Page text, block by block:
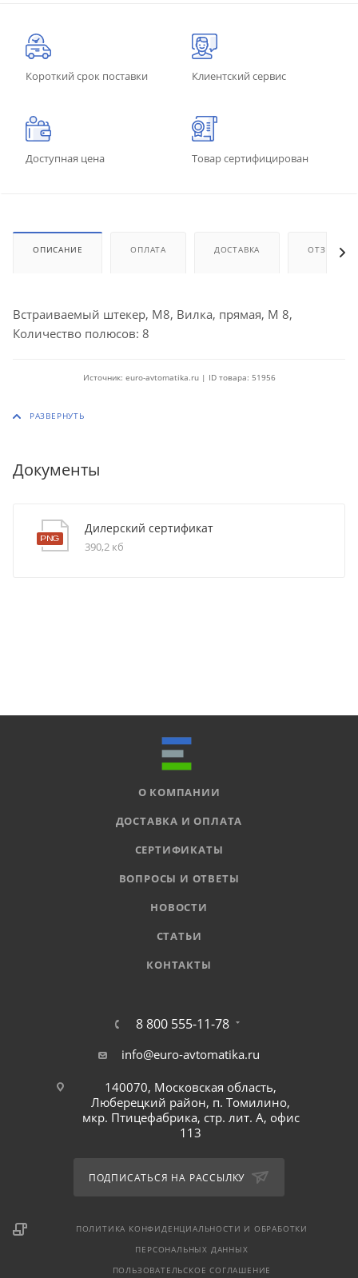
Короткий срок поставки Клиентский сервис
Доступная цена Товар сертифицирован
ОПИСАНИЕ ОПЛАТА ДОСТАВКА ОТЗЫВЫ
Встраиваемый штекер, M8, Вилка, прямая, M 8,
Количество полюсов: 8
Источник: euro-avtomatika.ru | ID товара: 51956
Документы
Дилерский сертификат
390,2 кб
О КОМПАНИИ
ДОСТАВКА И ОПЛАТА
СЕРТИФИКАТЫ
ВОПРОСЫ И ОТВЕТЫ
НОВОСТИ
СТАТЬИ
КОНТАКТЫ
8 800 555-11-78
info@euro-avtomatika.ru
140070, Московская область,
Люберецкий район, п. Томилино,
мкр. Птицефабрика, стр. лит. А, офис
113
ПОДПИСАТЬСЯ НА РАССЫЛКУ
ПОЛИТИКА КОНФИДЕНЦИАЛЬНОСТИ И ОБРАБОТКИ
ПЕРСОНАЛЬНЫХ ДАННЫХ
ПОЛЬЗОВАТЕЛЬСКОЕ СОГЛАШЕНИЕ